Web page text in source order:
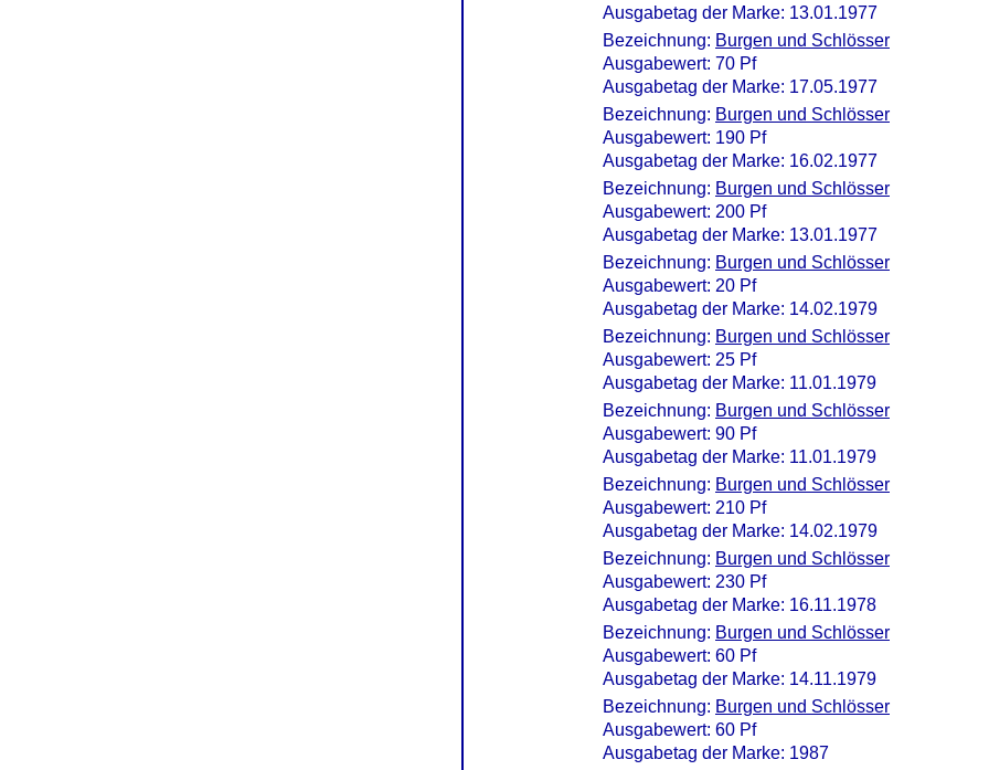
Ausgabetag der Marke: 13.01.1977
Bezeichnung: Burgen und Schlösser
Ausgabewert: 70 Pf
Ausgabetag der Marke: 17.05.1977
Bezeichnung: Burgen und Schlösser
Ausgabewert: 190 Pf
Ausgabetag der Marke: 16.02.1977
Bezeichnung: Burgen und Schlösser
Ausgabewert: 200 Pf
Ausgabetag der Marke: 13.01.1977
Bezeichnung: Burgen und Schlösser
Ausgabewert: 20 Pf
Ausgabetag der Marke: 14.02.1979
Bezeichnung: Burgen und Schlösser
Ausgabewert: 25 Pf
Ausgabetag der Marke: 11.01.1979
Bezeichnung: Burgen und Schlösser
Ausgabewert: 90 Pf
Ausgabetag der Marke: 11.01.1979
Bezeichnung: Burgen und Schlösser
Ausgabewert: 210 Pf
Ausgabetag der Marke: 14.02.1979
Bezeichnung: Burgen und Schlösser
Ausgabewert: 230 Pf
Ausgabetag der Marke: 16.11.1978
Bezeichnung: Burgen und Schlösser
Ausgabewert: 60 Pf
Ausgabetag der Marke: 14.11.1979
Bezeichnung: Burgen und Schlösser
Ausgabewert: 60 Pf
Ausgabetag der Marke: 1987